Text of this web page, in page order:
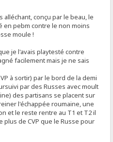
conçu par le beau, le
en pebm contre le non moins
moule !
je l'avais playtesté contre
facilement mais je ne sais
à sortir) par le bord de la demi
par des Russes avec moult
des partisans se placent sur
l'échappée roumaine, une
et le reste rentre au T1 et T2 il
plus de CVP que le Russe pour